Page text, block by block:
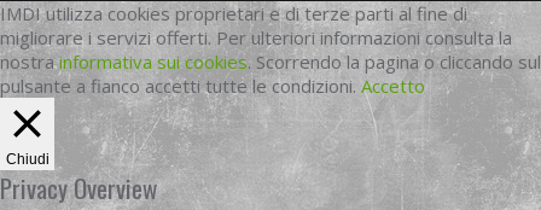
IMDI utilizza cookies proprietari e di terze parti al fine di
migliorare i servizi offerti. Per ulteriori informazioni consulta la
nostrainformativa sui cookies. Scorrendo la pagina o cliccando sul
pulsante a fianco accetti tutte le condizioni. Accetto
Chiudi
Privacy Overview